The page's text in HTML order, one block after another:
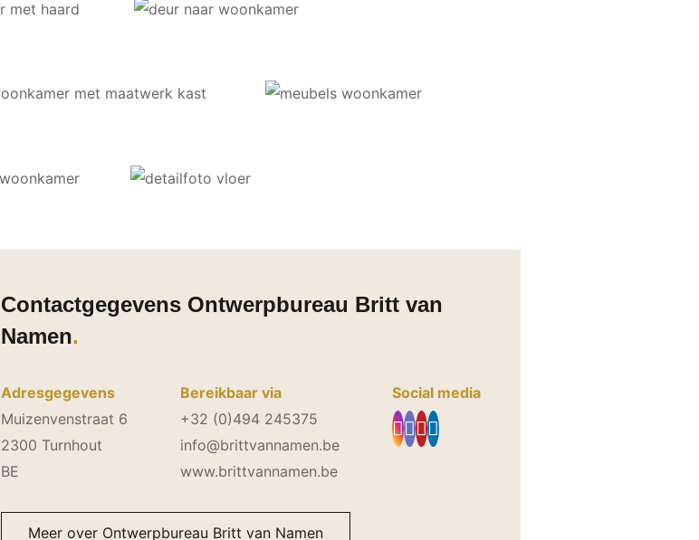
Contactgegevens Ontwerpbureau Britt van
Namen
Adresgegevens
Muizenvenstraat 6
2300 Turnhout
BE
Bereikbaar via
+32 (0)494 245375
info@brittvannamen.be
www.brittvannamen.be
Social media
Meer over Ontwerpbureau Britt van Namen